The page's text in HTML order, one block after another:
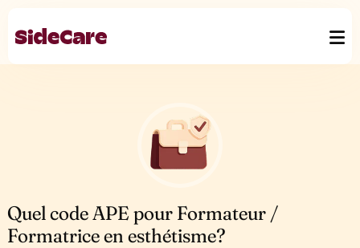
Quel code APE pour Formateur /
Formatrice en esthétisme?